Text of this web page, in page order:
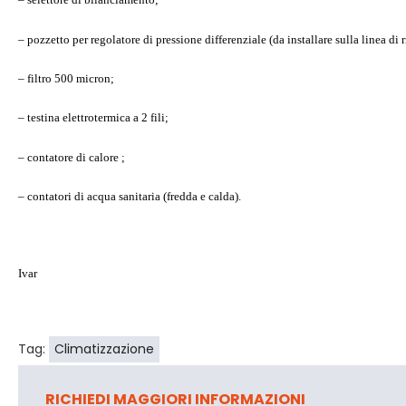
– pozzetto per regolatore di pressione differenziale (da installare sulla linea di
– filtro 500 micron;
– testina elettrotermica a 2 fili;
– contatore di calore ;
– contatori di acqua sanitaria (fredda e calda).
Ivar
Tag: Climatizzazione
RICHIEDI MAGGIORI INFORMAZIONI